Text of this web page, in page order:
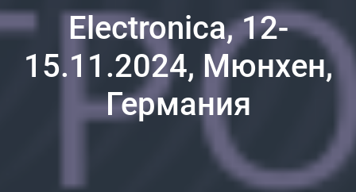
Electronica, 12-
15.11.2024, Мюнхен,
Германия